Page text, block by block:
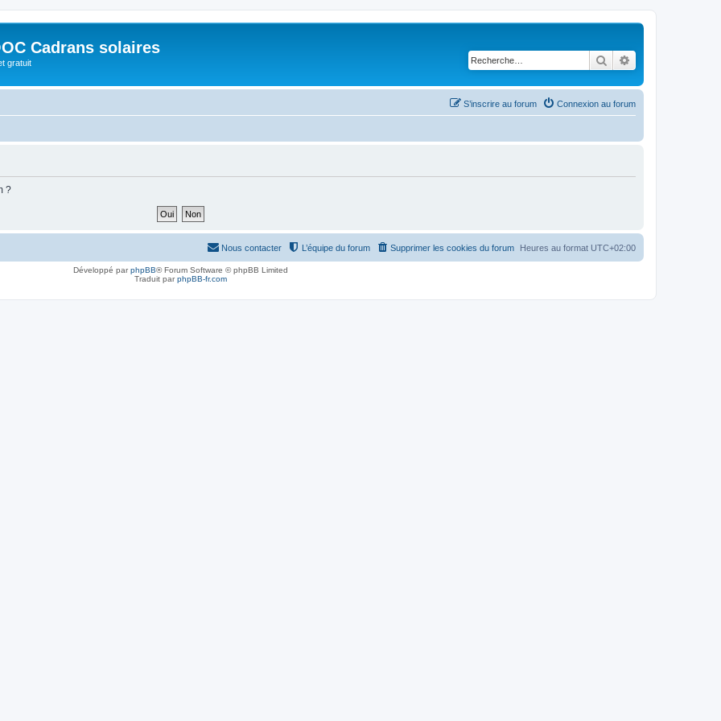
Cadrans solaires
gratuit Rechercher
Connexion au forum
S’inscrire au forum
?
Heures au format UTC+02:00
Supprimer les cookies du forum
L’équipe du forum
Nous contacter
Développé parphpBB® Forum Software © phpBB Limited
Traduit parphpBB-fr.com